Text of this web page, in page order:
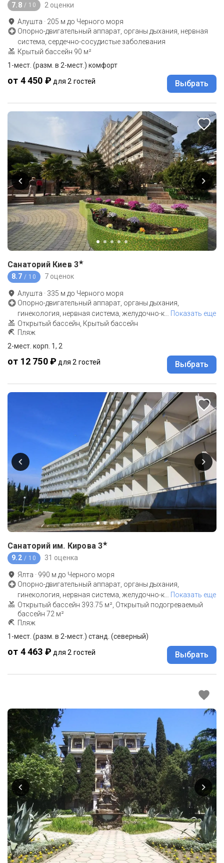
7.8 / 10 2 оценки
Алушта · 205 м до Черного моря
Опорно-двигательный аппарат, органы дыхания, нервная
система, сердечно-сосудистые заболевания
Крытый бассейн 90 м²
1-мест. (разм. в 2-мест.) комфорт
от 4 450 ₽ для 2 гостей Выбрать
Санаторий Киев 3★
8.7 / 10 7 оценок
Алушта · 335 м до Черного моря
Опорно-двигательный аппарат, органы дыхания,
гинекология, нервная система, желудочно-к
Показать еще
Открытый бассейн, Крытый бассейн
Пляж
2-мест. корп. 1, 2
от 12 750 ₽ для 2 гостей Выбрать
Санаторий им. Кирова 3★
9.2 / 10 31 оценка
Ялта · 990 м до Черного моря
Опорно-двигательный аппарат, органы дыхания,
гинекология, нервная система, желудочно-к
Показать еще
Открытый бассейн 393.75 м², Открытый подогреваемый
бассейн 72 м²
Пляж
1-мест. (разм. в 2-мест.) станд. (северный)
от 4 463 ₽ для 2 гостей Выбрать